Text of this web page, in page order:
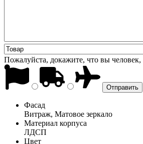
Пожалуйста, докажите, что вы человек,
Фасад
Витраж, Матовое зеркало
Материал корпуса
ЛДСП
Цвет